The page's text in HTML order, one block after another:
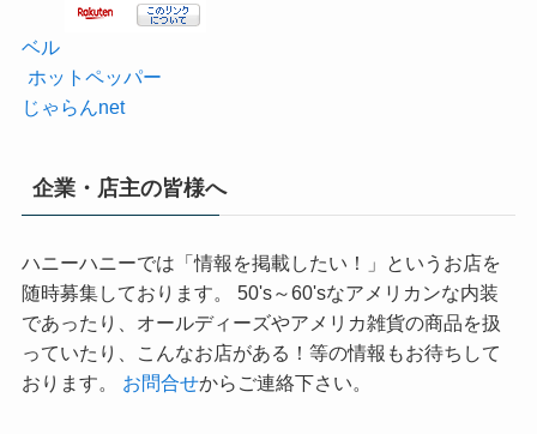
ベル
ホットペッパー
じゃらんnet
企業・店主の皆様へ
ハニーハニーでは「情報を掲載したい！」というお店を
随時募集しております。 50's～60'sなアメリカンな内装
であったり、オールディーズやアメリカ雑貨の商品を扱
っていたり、こんなお店がある！等の情報もお待ちして
おります。 お問合せからご連絡下さい。